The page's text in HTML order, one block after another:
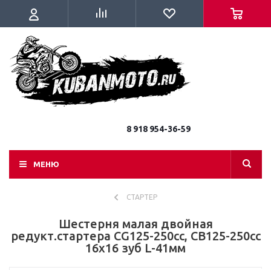
8 918 954-36-59
МЕНЮ
СТАРТЕР
Шестерня малая двойная
редукт.стартера CG125-250cc, CB125-250cc
16x16 зуб L-41мм